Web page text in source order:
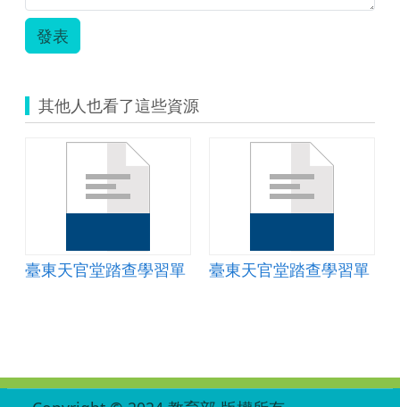
發表
其他人也看了這些資源
臺東天官堂踏查學習單 臺東天官堂踏查學習單